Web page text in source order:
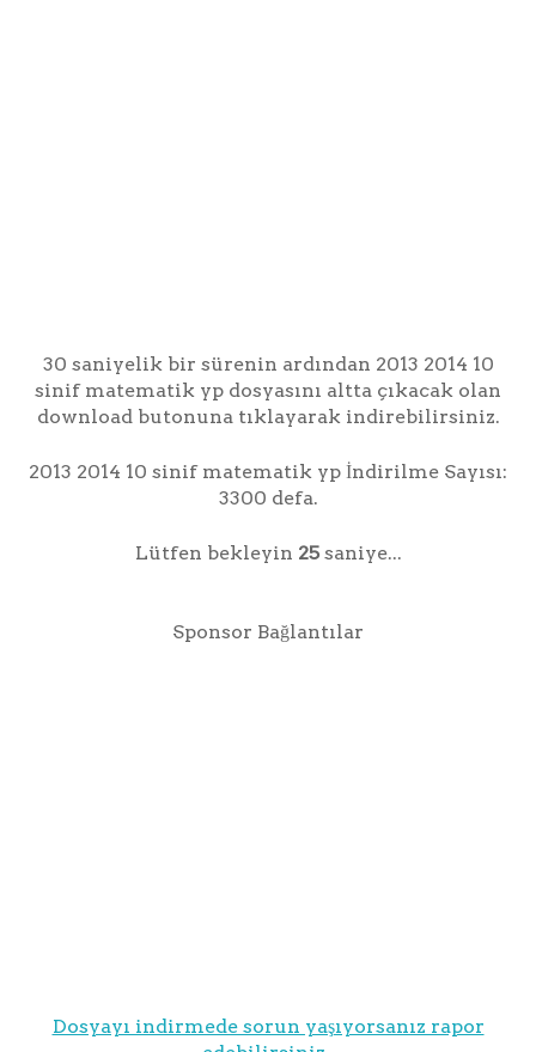
30 saniyelik bir sürenin ardından 2013 2014 10
sinif matematik yp dosyasını altta çıkacak olan
download butonuna tıklayarak indirebilirsiniz.
2013 2014 10 sinif matematik yp İndirilme Sayısı:
3300 defa.
Lütfen bekleyin 25saniye...
Sponsor Bağlantılar
Dosyayı indirmede sorun yaşıyorsanız rapor